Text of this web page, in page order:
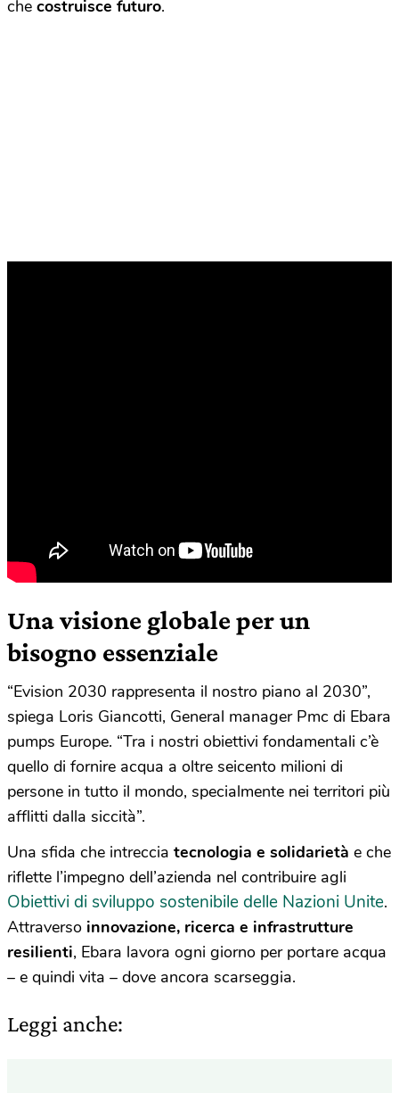
che costruisce futuro.
Una visione globale per un
bisogno essenziale
“Evision 2030 rappresenta il nostro piano al 2030”,
spiega Loris Giancotti, General manager Pmc di Ebara
pumps Europe. “Tra i nostri obiettivi fondamentali c’è
quello di fornire acqua a oltre seicento milioni di
persone in tutto il mondo, specialmente nei territori più
afflitti dalla siccità”.
Una sfida che intreccia tecnologia e solidarietà e che
riflette l’impegno dell’azienda nel contribuire agli
Obiettivi di sviluppo sostenibile delle Nazioni Unite.
Attraverso innovazione, ricerca e infrastrutture
resilienti, Ebara lavora ogni giorno per portare acqua
– e quindi vita – dove ancora scarseggia.
Leggi anche: